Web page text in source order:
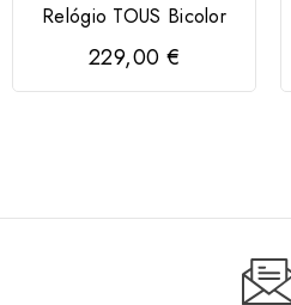
Relógio TOUS Bicolor
229,00 €